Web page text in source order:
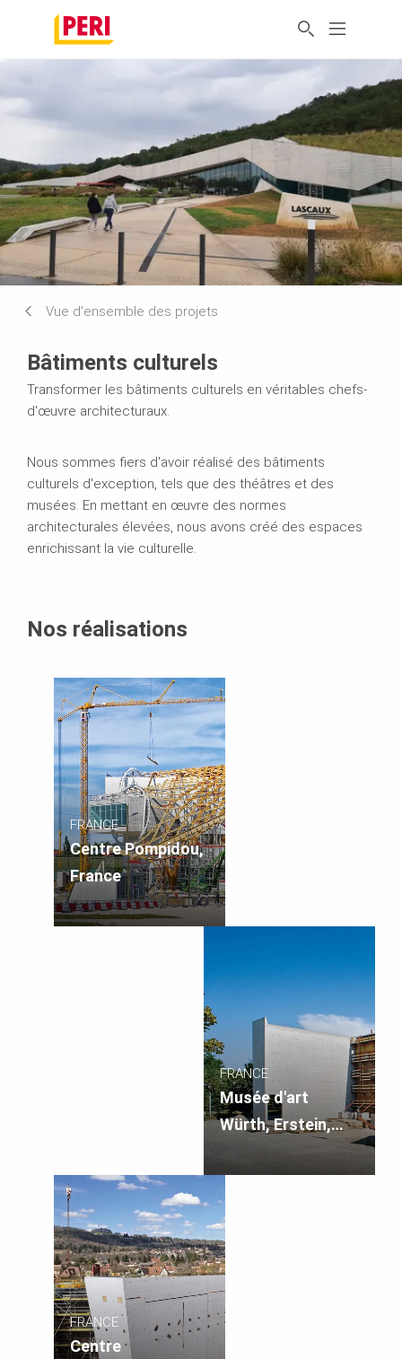
Vue d'ensemble des projets
Bâtiments culturels
Transformer les bâtiments culturels en véritables chefs-
d'œuvre architecturaux.
Nous sommes fiers d'avoir réalisé des bâtiments
culturels d'exception, tels que des théâtres et des
musées. En mettant en œuvre des normes
architecturales élevées, nous avons créé des espaces
enrichissant la vie culturelle.
Nos réalisations
FRANCE
Centre Pompidou,
France
FRANCE
Musée d'art
Würth, Erstein,
FRANCE
Centre